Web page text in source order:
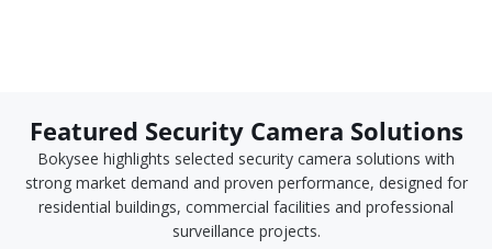
Featured Security Camera Solutions
Bokysee highlights selected security camera solutions with
strong market demand and proven performance, designed for
residential buildings, commercial facilities and professional
surveillance projects.